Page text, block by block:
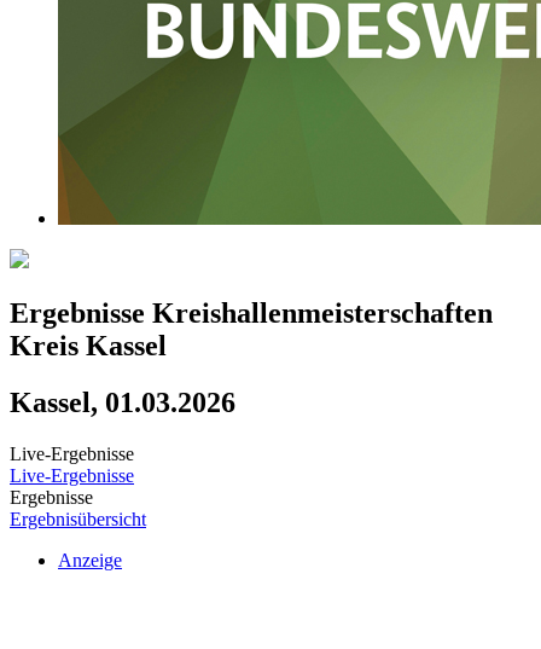
Ergebnisse Kreishallenmeisterschaften
Kreis Kassel
Kassel, 01.03.2026
Live-Ergebnisse
Live-Ergebnisse
Ergebnisse
Ergebnisübersicht
Anzeige